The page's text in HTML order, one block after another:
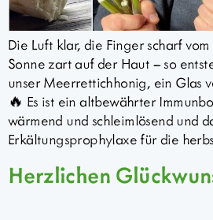
Die Luft klar, die Finger scharf
Sonne zart auf der Haut – so
unser Meerrettichhonig, ein Glas
🔥 Es ist ein altbewährter
wärmend und schleimlösend und
Erkältungsprophylaxe für die
Herzlichen